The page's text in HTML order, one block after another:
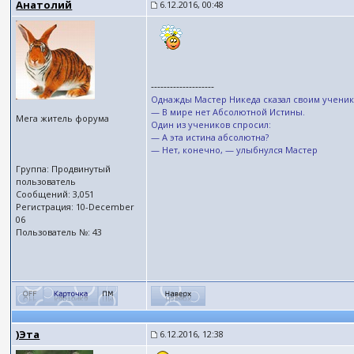
Анатолий 6.12.2016, 00:48
Мега житель форума
Группа: Продвинутый
пользователь
Сообщений: 3,051
Регистрация: 10-December
06
Пользователь №: 43
--------------------
Однажды Мастер Никеда сказал своим
— В мире нет Абсолютной Истины.
Один из учеников спросил:
— А эта истина абсолютна?
— Нет, конечно, — улыбнулся Мастер
)Эта 6.12.2016, 12:38